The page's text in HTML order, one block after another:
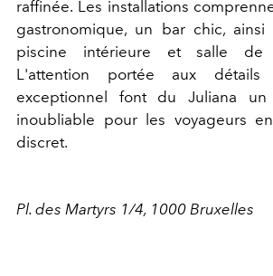
raffinée. Les installations
gastronomique, un bar chic,
piscine intérieure et salle de
L'attention portée aux
exceptionnel font du Juliana
inoubliable pour les voyageurs
discret.
Pl. des Martyrs 1/4, 1000 Bruxelles